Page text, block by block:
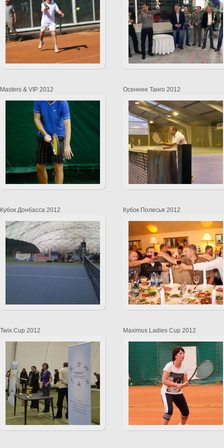
Masters & VIP 2012 Осеннее Танго 2012
Кубок Донбасса 2012 Кубок Полесья 2012
Twix Cup 2012 Maximus Ladies Cup 2012